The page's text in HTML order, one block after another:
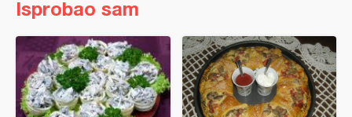
Isprobao sam